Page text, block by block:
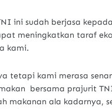
ini sudah berjasa
meningkatkan taraf
kami.
tetapi kami merasa
bersama prajurit
makanan ala kadarnya,